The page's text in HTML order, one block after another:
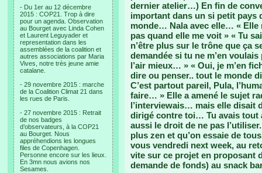
- Du 1er au 12 décembre
2015 : COP21. Trop à dire
pour un agenda. Observation
au Bourget avec Linda Cohen
et Laurent Leguyader et
representation dans les
assemblées de la coalition et
autres associations par Maria
Vives, notre très jeune amie
catalane.
- 29 novembre 2015 : marche
de la Coalition Climat 21 dans
les rues de Paris.
- 27 novembre 2015 : Retrait
de nos badges
d’observateurs, à la COP21
au Bourget. Nous
appréhendions les longues
files de Copenhagen.
Personne encore sur les lieux.
En 3mn nous avions nos
Sesames.
dernier atelier…) En fin de
important dans un si petit pays
monde… Nala avec elle… « Elle
pas quand elle me voit » « Tu
n’être plus sur le trône que ça
demandée si tu ne m’en
l’air mieux… » « Oui, je m’en
dire ou penser.. tout le monde
C’est partout pareil, Pula,
faire… » Elle a amené le sujet
l’interviewais… mais elle disait
dirigé contre toi… Tu avais tout
aussi le droit de ne pas
plus zen et qu’on essaie de
vous vendredi next week, au
vite sur ce projet en proposant
demande de fonds) au snack